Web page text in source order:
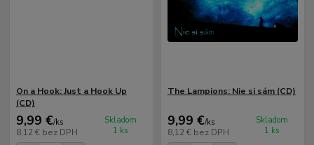
On a Hook: Just a Hook Up
(CD)
9,99 €/ks
8,12 € bez DPH
Skladom
1 ks
The Lampions: Nie si sám (CD)
9,99 €/ks
8,12 € bez DPH
Skladom
1 ks